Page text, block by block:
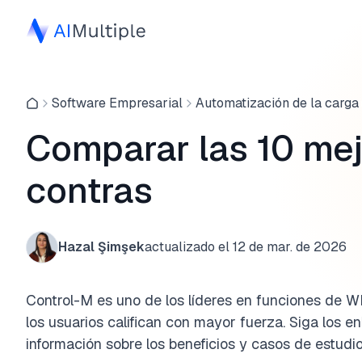
Software Empresarial Automatización de la
Comparar las 10
contras
Hazal Şimşekactualizado el12 de mar. de 2026
Control-M es uno de los líderes en funciones de
los usuarios califican con mayor fuerza. Siga los
información sobre los beneficios y casos de